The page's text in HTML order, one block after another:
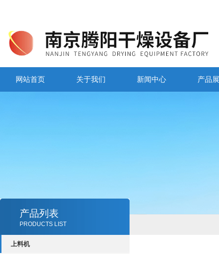
网站首页 关于我们 新闻中心 产品
产品列表
PRODUCTS LIST
上料机